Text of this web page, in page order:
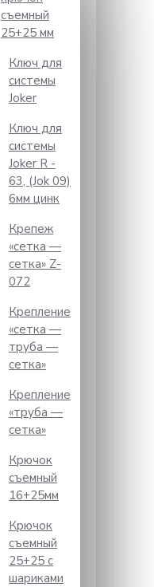
съемный
25+25 мм
Ключ для
системы
Joker
Ключ для
системы
Joker R -
63, (Jok 09)
6мм цинк
Крепеж
«сетка —
сетка» Z-
072
Крепление
«сетка —
труба —
сетка»
Крепление
«труба —
сетка»
Крючок
съемный
16+25мм
Крючок
съемный
25+25 с
шариками